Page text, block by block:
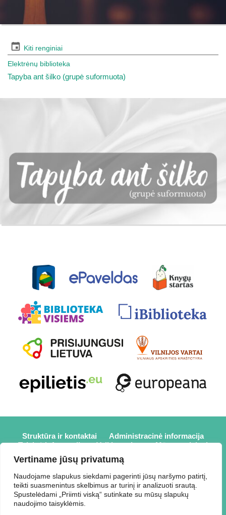
Vertiname jūsų privatumą
Naudojame slapukus siekdami pagerinti jūsų naršymo patirtį,
teikti suasmenintus skelbimus ar turinį ir analizuoti srautą.
Spustelėdami „Priimti viską“ sutinkate su mūsų slapukų
naudojimo taisyklėmis.
Kiti renginiai
Elektrėnų biblioteka
Tapyba ant šilko (grupė suformuota)
Struktūra ir kontaktai
Administracinė informacija
Teisinė informacija
Veiklos sritys
Mūsų projektai
Karjera
Partneriai
Prisijungti
2026 © Elektrėnų savivaldybės viešoji biblioteka,
Savivaldybės biudžetinė įstaiga, Draugystės g. 2, LT-26110
Elektrėnai, tel.: +370 648 80 788, el.p.: